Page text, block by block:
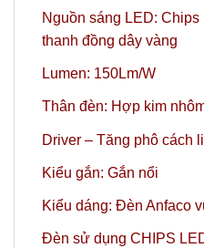
Nguồn sáng LED:
thanh đồng dây vàng
Lumen: 150Lm/W
Thân đèn: Hợp kim
Driver – Tăng phô cách
Kiểu gắn: Gắn nổi
Kiểu dáng: Đèn Anfaco
Đèn sử dụng CHIPS